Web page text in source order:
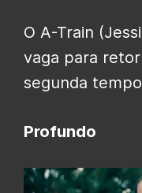
O A-Train
vaga para
segunda
Profundo